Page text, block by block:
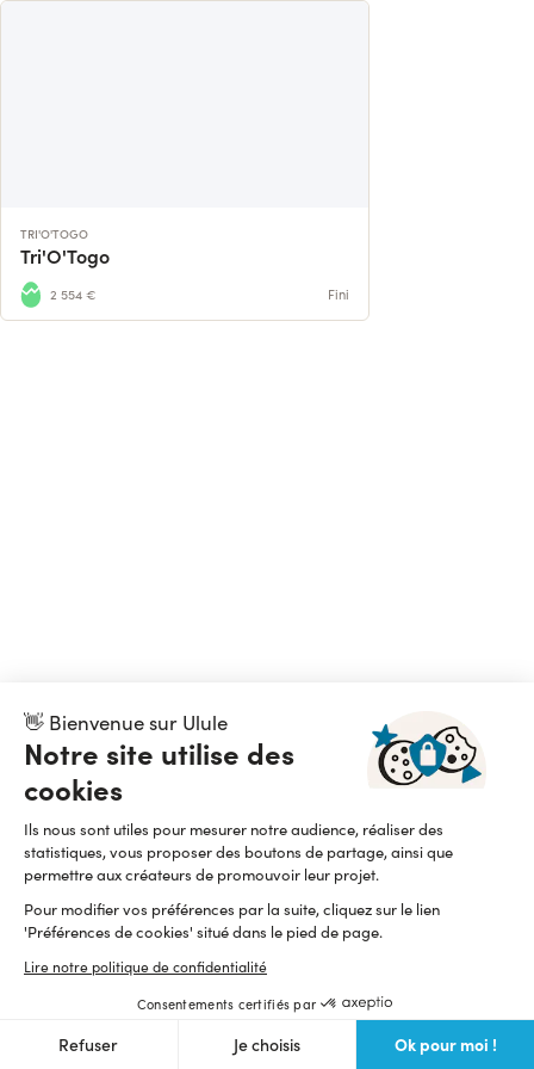
👋 Bienvenue sur Ulule
Notre site utilise des
cookies
Ils nous sont utiles pour mesurer notre audience, réaliser des
statistiques, vous proposer des boutons de partage, ainsi que
permettre aux créateurs de promouvoir leur projet.
Pour modifier vos préférences par la suite, cliquez sur le lien
'Préférences de cookies' situé dans le pied de page.
Lire notre politique de confidentialité
Consentements certifiés par
Refuser Je choisis Ok pour moi !
TRI'O'TOGO
Tri'O'Togo
2 554 € Fini